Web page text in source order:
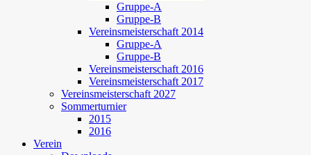
Gruppe-A
Gruppe-B
Vereinsmeisterschaft 2014
Gruppe-A
Gruppe-B
Vereinsmeisterschaft 2016
Vereinsmeisterschaft 2017
Vereinsmeisterschaft 2027
Sommerturnier
2015
2016
Verein